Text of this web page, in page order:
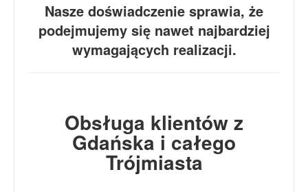
Nasze doświadczenie sprawia, że
podejmujemy się nawet najbardziej
wymagających realizacji.
Obsługa klientów z
Gdańska i całego
Trójmiasta